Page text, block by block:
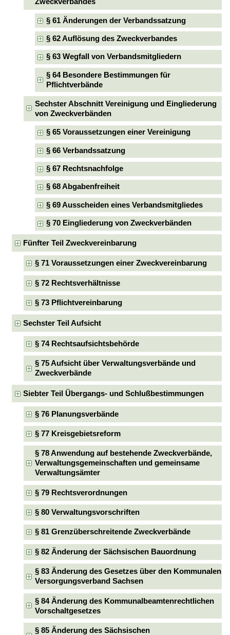
§ 61 Änderungen der Verbandssatzung
§ 62 Auflösung des Zweckverbandes
§ 63 Wegfall von Verbandsmitgliedern
§ 64 Besondere Bestimmungen für
Pflichtverbände
Sechster Abschnitt Vereinigung und Eingliederung
von Zweckverbänden
§ 65 Voraussetzungen einer Vereinigung
§ 66 Verbandssatzung
§ 67 Rechtsnachfolge
§ 68 Abgabenfreiheit
§ 69 Ausscheiden eines Verbandsmitgliedes
§ 70 Eingliederung von Zweckverbänden
Fünfter Teil Zweckvereinbarung
§ 71 Voraussetzungen einer Zweckvereinbarung
§ 72 Rechtsverhältnisse
§ 73 Pflichtvereinbarung
Sechster Teil Aufsicht
§ 74 Rechtsaufsichtsbehörde
§ 75 Aufsicht über Verwaltungsverbände und
Zweckverbände
Siebter Teil Übergangs- und Schlußbestimmungen
§ 76 Planungsverbände
§ 77 Kreisgebietsreform
§ 78 Anwendung auf bestehende Zweckverbände,
Verwaltungsgemeinschaften und gemeinsame
Verwaltungsämter
§ 79 Rechtsverordnungen
§ 80 Verwaltungsvorschriften
§ 81 Grenzüberschreitende Zweckverbände
§ 82 Änderung der Sächsischen Bauordnung
§ 83 Änderung des Gesetzes über den Kommunalen
Versorgungsverband Sachsen
§ 84 Änderung des Kommunalbeamtenrechtlichen
Vorschaltgesetzes
§ 85 Änderung des Sächsischen